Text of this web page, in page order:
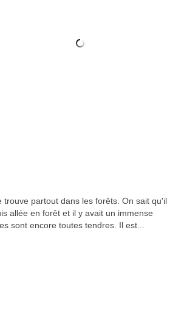
trouve partout dans les forêts. On sait qu'il
allée en forêt et il y avait un immense
sont encore toutes tendres. Il est...